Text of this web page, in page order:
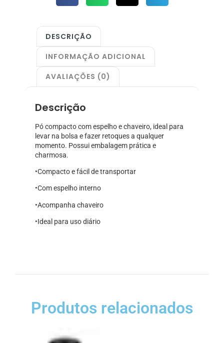
DESCRIÇÃO
INFORMAÇÃO ADICIONAL
AVALIAÇÕES (0)
Descrição
Pó compacto com espelho e chaveiro, ideal para
levar na bolsa e fazer retoques a qualquer
momento. Possui embalagem prática e
charmosa.
•Compacto e fácil de transportar
•Com espelho interno
•Acompanha chaveiro
•Ideal para uso diário
Produtos relacionados